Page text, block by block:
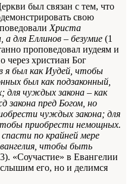
был связан с тем, что
свою
Христа
а для Еллинов – безумие (1
проповедовал иудеям и
через христиан Бог
я был как Иудей, чтобы
был как подзаконный,
для чуждых закона – как
закона пред Богом, но
чуждых закона; для
приобрести немощных.
по крайней мере
чтобы быть
«Соучастие» в Евангелии
слышим его, но и делимся